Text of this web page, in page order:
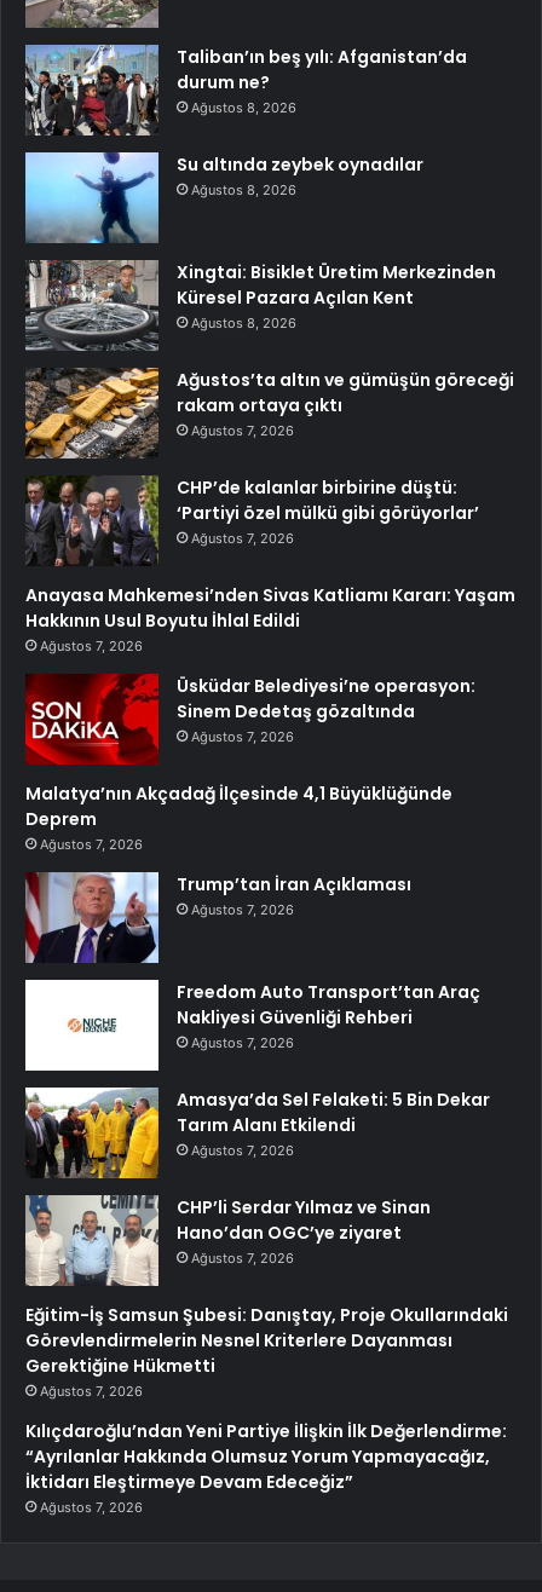
Taliban’ın beş yılı: Afganistan’da
durum ne?
Ağustos 8, 2026
Su altında zeybek oynadılar
Ağustos 8, 2026
Xingtai: Bisiklet Üretim Merkezinden
Küresel Pazara Açılan Kent
Ağustos 8, 2026
Ağustos’ta altın ve gümüşün göreceği
rakam ortaya çıktı
Ağustos 7, 2026
CHP’de kalanlar birbirine düştü:
‘Partiyi özel mülkü gibi görüyorlar’
Ağustos 7, 2026
Anayasa Mahkemesi’nden Sivas Katliamı Kararı: Yaşam
Hakkının Usul Boyutu İhlal Edildi
Ağustos 7, 2026
Üsküdar Belediyesi’ne operasyon:
Sinem Dedetaş gözaltında
Ağustos 7, 2026
Malatya’nın Akçadağ İlçesinde 4,1 Büyüklüğünde
Deprem
Ağustos 7, 2026
Trump’tan İran Açıklaması
Ağustos 7, 2026
Freedom Auto Transport’tan Araç
Nakliyesi Güvenliği Rehberi
Ağustos 7, 2026
Amasya’da Sel Felaketi: 5 Bin Dekar
Tarım Alanı Etkilendi
Ağustos 7, 2026
CHP’li Serdar Yılmaz ve Sinan
Hano’dan OGC’ye ziyaret
Ağustos 7, 2026
Eğitim-İş Samsun Şubesi: Danıştay, Proje Okullarındaki
Görevlendirmelerin Nesnel Kriterlere Dayanması
Gerektiğine Hükmetti
Ağustos 7, 2026
Kılıçdaroğlu’ndan Yeni Partiye İlişkin İlk Değerlendirme:
“Ayrılanlar Hakkında Olumsuz Yorum Yapmayacağız,
İktidarı Eleştirmeye Devam Edeceğiz”
Ağustos 7, 2026